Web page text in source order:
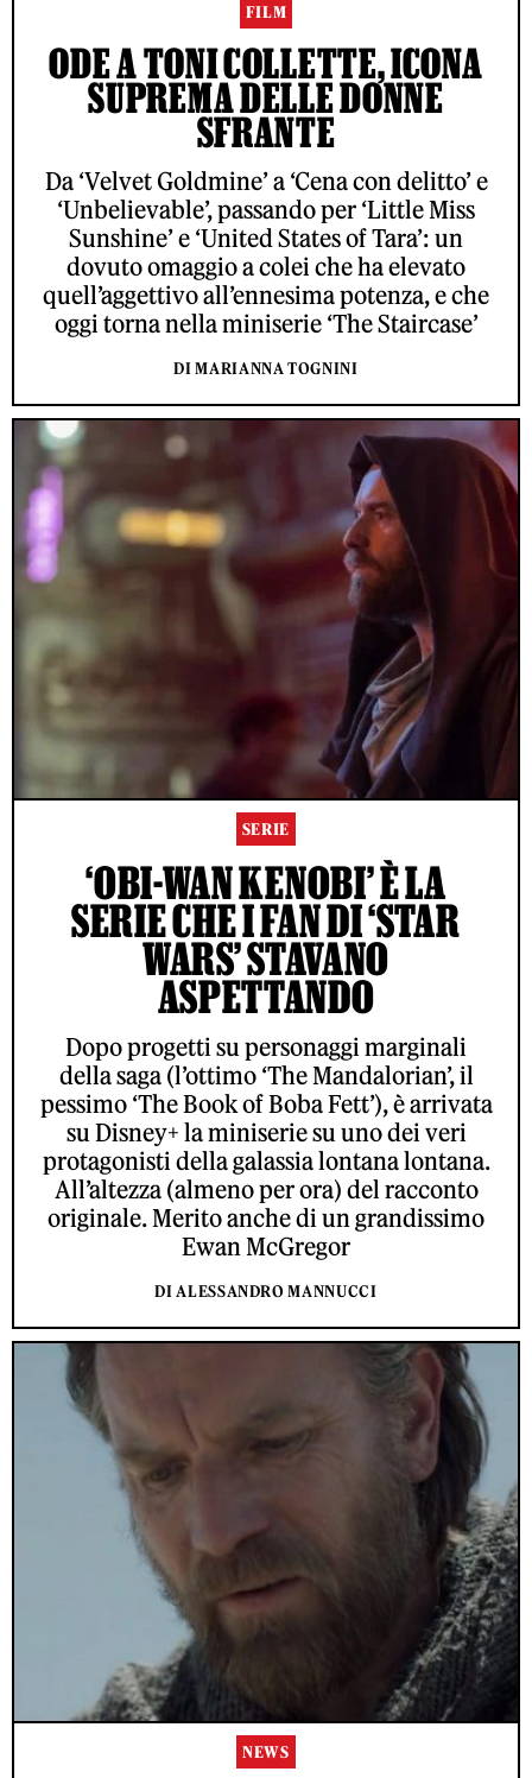
FILM
ODE A TONI COLLETTE, ICONA
SUPREMA DELLE DONNE
SFRANTE
Da ‘Velvet Goldmine’ a ‘Cena con delitto’ e
‘Unbelievable’, passando per ‘Little Miss
Sunshine’ e ‘United States of Tara’: un
dovuto omaggio a colei che ha elevato
quell’aggettivo all’ennesima potenza, e che
oggi torna nella miniserie ‘The Staircase’
DI MARIANNA TOGNINI
SERIE
‘OBI-WAN KENOBI’ È LA
SERIE CHE I FAN DI ‘STAR
WARS’ STAVANO
ASPETTANDO
Dopo progetti su personaggi marginali
della saga (l’ottimo ‘The Mandalorian’, il
pessimo ‘The Book of Boba Fett’), è arrivata
su Disney+ la miniserie su uno dei veri
protagonisti della galassia lontana lontana.
All’altezza (almeno per ora) del racconto
originale. Merito anche di un grandissimo
Ewan McGregor
DI ALESSANDRO MANNUCCI
NEWS